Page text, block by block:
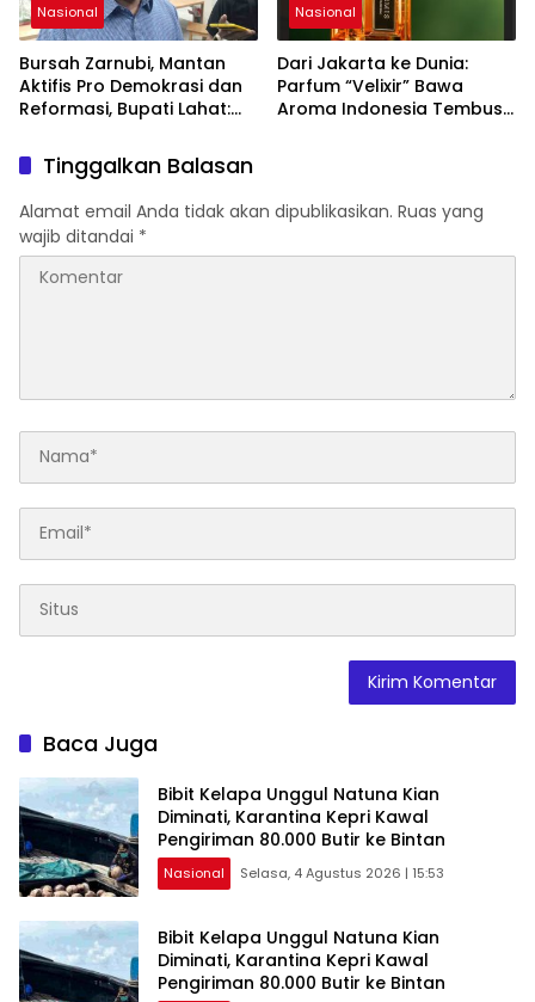
Nasional
Bursah Zarnubi, Mantan
Aktifis Pro Demokrasi dan
Reformasi, Bupati Lahat:
Inspiratif yang Konsisten
Memperjuangkan
Demokrasi, Keadilan, dan
Nilai-nilai Kemanusiaan
melalui Gerakan Sosial
maupun Karya Sastra.
Nasional
Dari Jakarta ke Dunia:
Parfum “Velixir” Bawa
Aroma Indonesia Tembus
Tinggalkan Balasan
Alamat email Anda tidak akan dipublikasikan. Ruas yang
wajib ditandai *
Baca Juga
Bibit Kelapa Unggul Natuna Kian
Diminati, Karantina Kepri Kawal
Pengiriman 80.000 Butir ke Bintan
Nasional Selasa, 4 Agustus 2026 | 15:53
Bibit Kelapa Unggul Natuna Kian
Diminati, Karantina Kepri Kawal
Pengiriman 80.000 Butir ke Bintan